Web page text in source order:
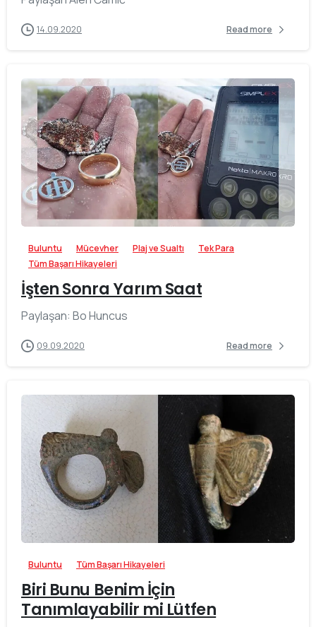
14.09.2020 Read more
-
Buluntu Mücevher Plaj ve Sualtı
Tek Para
Tüm Başarı Hikayeleri
İşten Sonra Yarım Saat
Paylaşan: Bo Huncus
09.09.2020 Read more
Buluntu Tüm Başarı Hikayeleri
Biri Bunu Benim İçin
Tanımlayabilir mi Lütfen